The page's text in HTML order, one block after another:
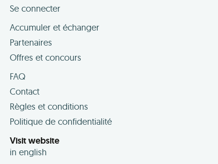
Se connecter
Accumuler et échanger
Partenaires
Offres et concours
FAQ
Contact
Règles et conditions
Politique de confidentialité
Visit website
in english